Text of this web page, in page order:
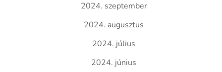
2024. szeptember
2024. augusztus
2024. július
2024. június